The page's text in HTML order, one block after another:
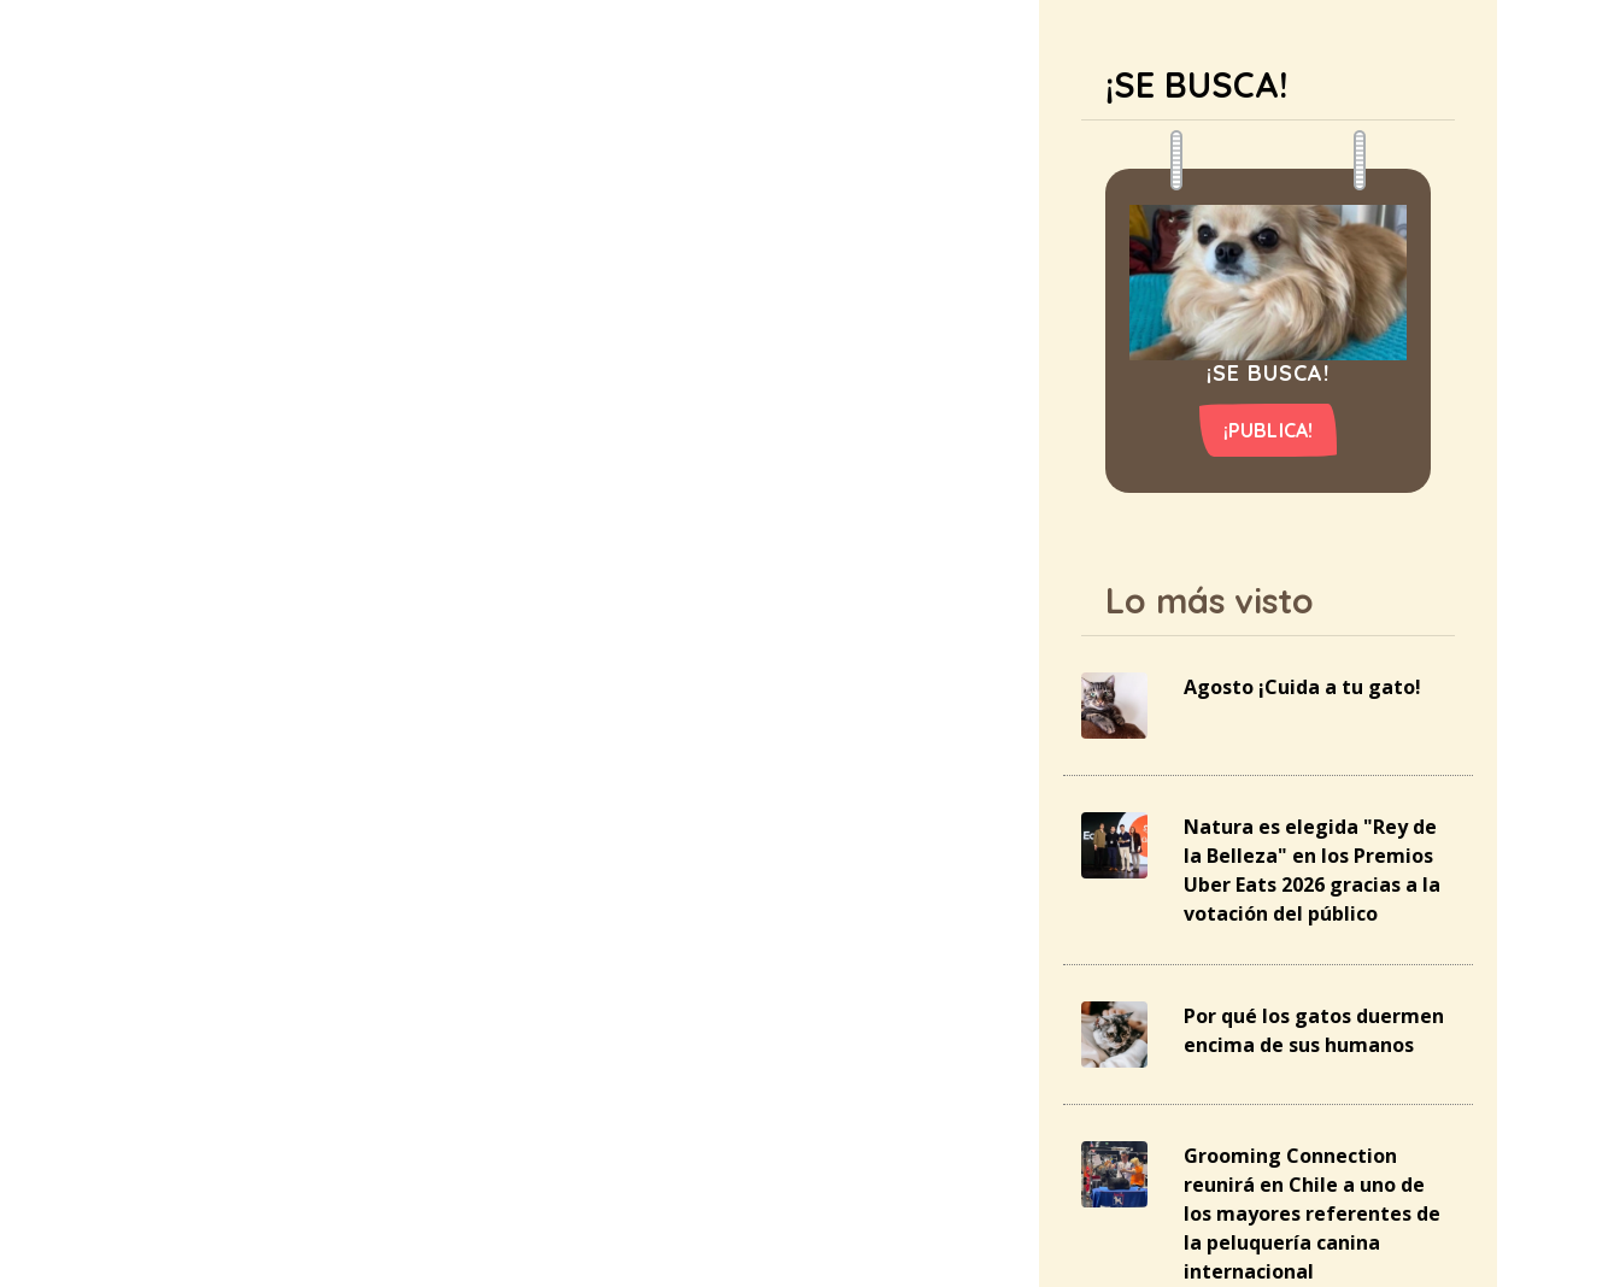
¡SE BUSCA!
¡SE BUSCA!
¡PUBLICA!
Lo más visto
Agosto ¡Cuida a tu gato!
Natura es elegida "Rey de
la Belleza" en los Premios
Uber Eats 2026 gracias a la
votación del público
Por qué los gatos duermen
encima de sus humanos
Grooming Connection
reunirá en Chile a uno de
los mayores referentes de
la peluquería canina
internacional